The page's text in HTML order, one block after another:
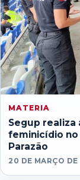
MATERIA
Segup
feminicídio
Parazão
20 DE MARÇO